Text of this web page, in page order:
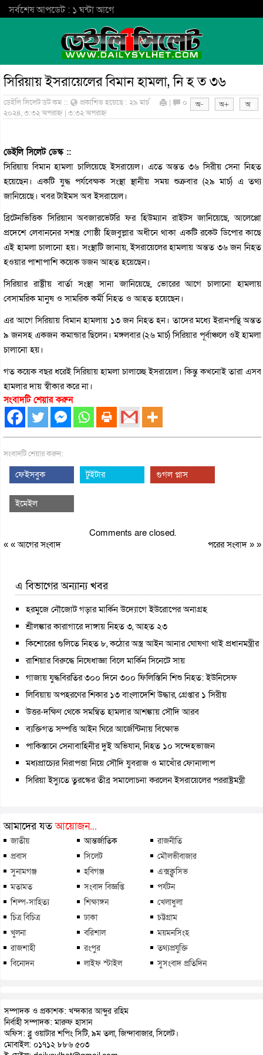
সর্বশেষ আপডেট : ১ ঘন্টা আগে
সিরিয়ায় ইসরায়েলের বিমান হামলা, নি হ ত ৩৬
ডেইলি সিলেট ডট কম ::
প্রকাশিত হয়েছে : ২৯ মার্চ
২০২৪, ৩:৩২ অপরাহ্ন | ৩:৩২ অপরাহ্ন
| ০
ডেইলি সিলেট ডেস্ক ::
সিরিয়ায় বিমান হামলা চালিয়েছে ইসরায়েল। এতে অন্তত ৩৬ সিরীয় সেনা নিহত
হয়েছেন। একটি যুদ্ধ পর্যবেক্ষক সংস্থা স্থানীয় সময় শুক্রবার (২৯ মার্চ) এ তথ্য
জানিয়েছে। খবর টাইমস অব ইসরায়েল।
ব্রিটেনভিত্তিক সিরিয়ান অবজারভেটরি ফর হিউম্যান রাইটস জানিয়েছে, আলেপ্পো
প্রদেশে লেবাননের সশস্ত্র গোষ্ঠী হিজবুল্লার অধীনে থাকা একটি রকেট ডিপোর কাছে
এই হামলা চালানো হয়। সংস্থাটি জানায়, ইসরায়েলের হামলায় অন্তত ৩৬ জন নিহত
হওয়ার পাশাপাশি কয়েক ডজন আহত হয়েছেন।
সিরিয়ার রাষ্ট্রীয় বার্তা সংস্থা সানা জানিয়েছে, ভোরের আগে চালানো হামলায়
বেসামরিক মানুষ ও সামরিক কর্মী নিহত ও আহত হয়েছেন।
এর আগে সিরিয়ায় বিমান হামলায় ১৩ জন নিহত হন। তাদের মধ্যে ইরানপন্থি অন্তত
৯ জনসহ একজন কমান্ডার ছিলেন। মঙ্গলবার (২৬ মার্চ) সিরিয়ার পূর্বাঞ্চলে ওই হামলা
চালানো হয়।
গত কয়েক বছর ধরেই সিরিয়ায় হামলা চালাচ্ছে ইসরায়েল। কিন্তু কখনোই তারা এসব
হামলার দায় স্বীকার করে না।
সংবাদটি শেয়ার করুন
সংবাদটি শেয়ার করুন:
ফেইসবুক টুইটার গুগল প্লাস
ইমেইল
Comments are closed.
« «আগের সংবাদ পরের সংবাদ» »
এ বিভাগের অন্যান্য খবর
হরমুজে নৌজোট গড়ার মার্কিন উদ্যোগে ইউরোপের অনাগ্রহ
শ্রীলঙ্কার কারাগারে দাঙ্গায় নিহত ৩, আহত ২৩
কিশোরের গুলিতে নিহত ৮, কঠোর অস্ত্র আইন আনার ঘোষণা থাই প্রধানমন্ত্রীর
রাশিয়ার বিরুদ্ধে নিষেধাজ্ঞা বিলে মার্কিন সিনেটে সায়
গাজায় যুদ্ধবিরতির ৩০০ দিনে ৩০০ ফিলিস্তিনি শিশু নিহত: ইউনিসেফ
লিবিয়ায় অপহরণের শিকার ১৩ বাংলাদেশি উদ্ধার, গ্রেপ্তার ১ সিরীয়
উত্তর-দক্ষিণ থেকে সমন্বিত হামলার আশঙ্কায় সৌদি আরব
ব্যক্তিগত সম্পত্তি আইন ঘিরে আর্জেন্টিনায় বিক্ষোভ
পাকিস্তানে সেনাবাহিনীর দুই অভিযান, নিহত ১০ সন্দেহভাজন
মধ্যপ্রাচ্যের নিরাপত্তা নিয়ে সৌদি যুবরাজ ও মাখোঁর ফোনালাপ
সিরিয়া ইস্যুতে তুরস্কের তীব্র সমালোচনা করলেন ইসরায়েলের পররাষ্ট্রমন্ত্রী
আমাদের যতআয়োজন...
জাতীয় আন্তর্জাতিক
রাজনীতি
প্রবাস
সিলেট
মৌলভীবাজার
সুনামগঞ্জ
হবিগঞ্জ
এক্সক্লুসিভ
মতামত
সংবাদ বিজ্ঞপ্তি
পর্যটন
শিল্প-সাহিত্য
শিক্ষাঙ্গন
খেলাধুলা
চিত্র বিচিত্র
ঢাকা
চট্টগ্রাম
খুলনা
বরিশাল
ময়মনসিংহ
রাজশাহী
রংপুর
তথ্যপ্রযুক্তি
বিনোদন
লাইফ স্টাইল সুসংবাদ প্রতিদিন
সম্পাদক ও প্রকাশক: খন্দকার আব্দুর রহিম
নির্বাহী সম্পাদক: মারুফ হাসান
অফিস: ব্লু ওয়াটার শপিং সিটি, ৯ম তলা, জিন্দাবাজার, সিলেট।
মোবাইল: ০১৭১২ ৮৮৬ ৫০৩